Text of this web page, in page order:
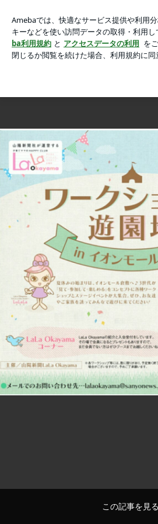
枚目
(開催レポ)イオン倉敷 ワー
この記事を見る